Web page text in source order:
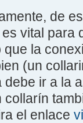
de
vital para
la
(un
ir a la
el enlace